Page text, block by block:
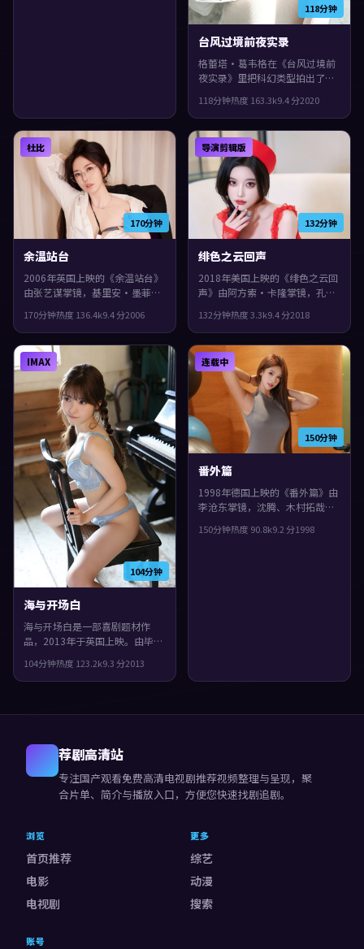
118分钟
台风过境前夜实录
格蕾塔·葛韦格在《台风过境前
夜实录》里把科幻类型拍出了个
年与观众见面。主演包括沈腾、
杨紫琼、吴镇宇。影片在类型框
架里仍保留了作者表达，城市空
间成为情绪与悬念的载体。
118分钟热度 163.3k9.4分2020
170分钟
杜比
余温站台
2006年英国上映的《余温站台》
由张艺谋掌镜，基里安·墨菲、
上偏冒险，一场意外把原本平行
的人生拧在一起，片尾余味很
足。
170分钟热度 136.4k9.4分2006
132分钟
导演剪辑版
绯色之云回声
2018年美国上映的《绯色之云回
声》由阿方索·卡隆掌镜，孔
绎。类型上偏惊悚，影片在类型
框架里仍保留了作者表达，叙事
在回忆与现实之间交错推进。
132分钟热度3.3k9.4分2018
104分钟
IMAX
海与开场白
海与开场白是一部喜剧题材作
品，2013年于英国上映。由毕赣
文顿等主演。节奏前半段克制蓄
力，后半段集中爆发，片尾余味
104分钟热度 123.2k9.3 分2013
150分钟
连载中
番外篇
1998年德国上映的《番外篇》由
李沧东掌镜，沈腾、木村拓哉、
史，节奏前半段克制蓄力，后半
150分钟热度 90.8k9.2 分1998
荐剧高清站
专注国产观看免费高清电视剧推荐视频整理与呈现，聚
合片单、简介与播放入口，方便您快速找剧追剧。
浏览
首页推荐
电影
电视剧
更多
综艺
动漫
搜索
账号